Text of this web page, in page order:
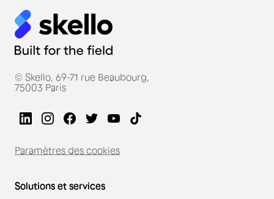
© Skello, 69-71 rue Beaubourg,
75003 Paris
Paramètres des cookies
Solutions et services